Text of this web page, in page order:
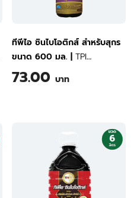
ทีพีไอ ซินไบโอติกส์ สำหรับสุกร
ขนาด 600 มล.
TPI
Synbiotics for Swine 600 ml
73.00 บาท